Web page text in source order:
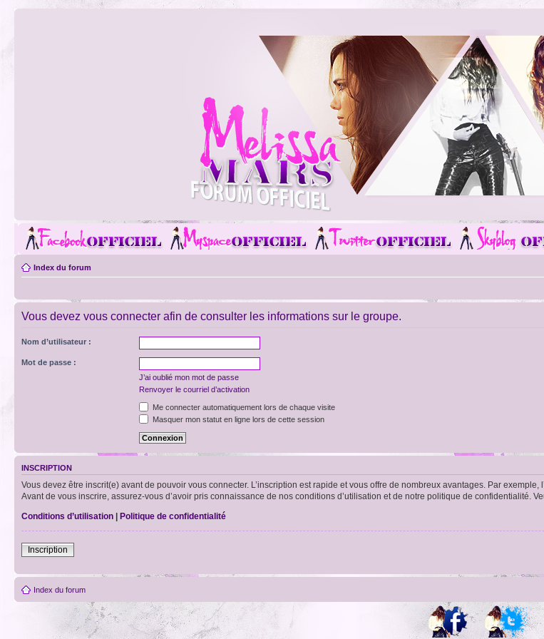
Index du forum
Vous devez vous connecter afin de consulter les informations sur le groupe.
Nom d’utilisateur :
Mot de passe :
J’ai oublié mon mot de passe
Renvoyer le courriel d’activation
Me connecter automatiquement lors de chaque visite
Masquer mon statut en ligne lors de cette session
INSCRIPTION
Vous devez être inscrit(e) avant de pouvoir vous connecter. L’inscription est rapide et vous offre de nombreux avantages. Par
Avant de vous inscrire, assurez-vous d’avoir pris connaissance de nos conditions d’utilisation et de notre politique de confidentialité.
Conditions d’utilisation | Politique de confidentialité
Inscription
Index du forum